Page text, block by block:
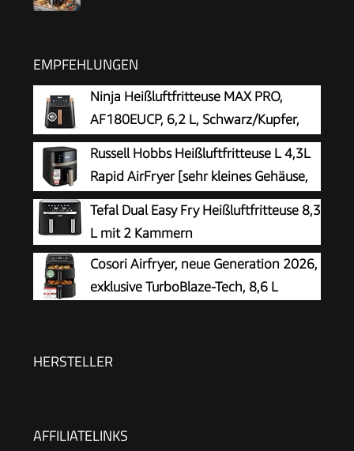
EMPFEHLUNGEN
Ninja Heißluftfritteuse MAX PRO,
AF180EUCP, 6,2 L, Schwarz/Kupfer,
ölfrei
Russell Hobbs Heißluftfritteuse L 4,3L
Rapid AirFryer [sehr kleines Gehäuse,
sehr leise, 9 Programme] SatisFry
(spülmaschinenfest, Fritteuse ohne Öl,
TouchScreen, Grillen, Backen, Braten etc) 27610-
56
Tefal Dual Easy Fry Heißluftfritteuse 8,3
L mit 2 Kammern
Cosori Airfryer, neue Generation 2026,
exklusive TurboBlaze-Tech, 8,6 L
HERSTELLER
AFFILIATELINKS